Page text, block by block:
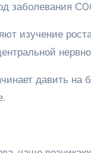
заболевания
изучение
давить на